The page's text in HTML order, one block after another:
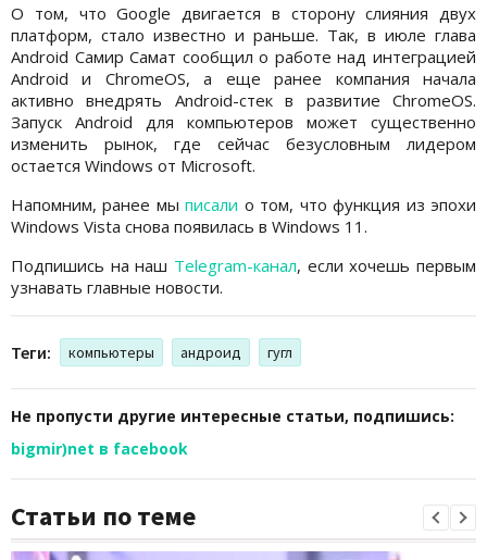
О том, что Google двигается в сторону слияния двух
платформ, стало известно и раньше. Так, в июле глава
Android Самир Самат сообщил о работе над интеграцией
Android и ChromeOS, а еще ранее компания начала
активно внедрять Android-стек в развитие ChromeOS.
Запуск Android для компьютеров может существенно
изменить рынок, где сейчас безусловным лидером
остается Windows от Microsoft.
Напомним, ранее мыписали о том, что функция из эпохи
Windows Vista снова появилась в Windows 11.
Подпишись на наш Telegram-канал, если хочешь первым
узнавать главные новости.
Теги: компьютеры андроид гугл
Не пропусти другие интересные статьи, подпишись:
bigmir)net в facebook
Статьи по теме